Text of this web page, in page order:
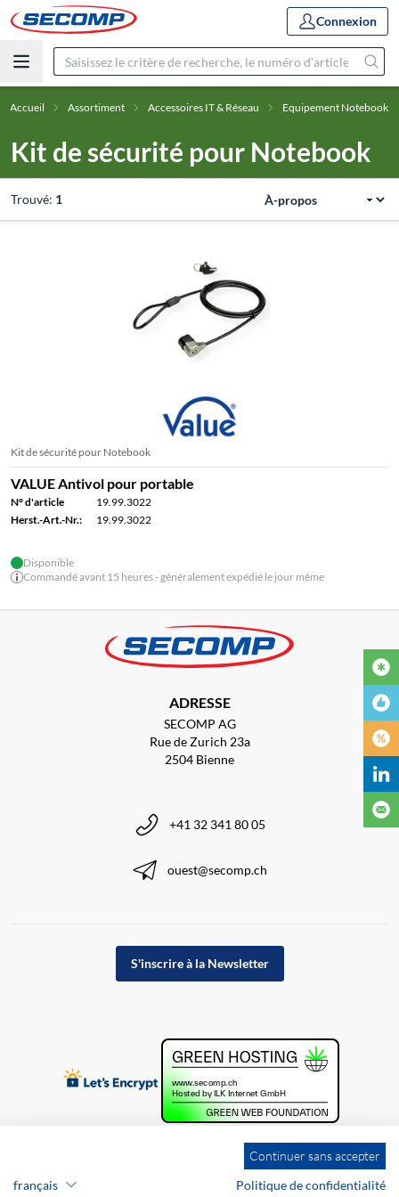
Connexion
Accueil Assortiment Accessoires IT & Réseau Equipement Notebook
Kit de sécurité pour Notebook
Trouvé: 1
Kit de sécurité pour Notebook
VALUE Antivol pour portable
N° d'article
19.99.3022
Herst.-Art.-Nr.:
19.99.3022
Disponible
Commandé avant 15 heures - généralement expédié le jour même
ADRESSE
SECOMP AG
Rue de Zurich 23a
2504 Bienne
+41 32 341 80 05
ouest@secomp.ch
S'inscrire à la Newsletter
Continuer sans accepter
français
Politique de confidentialité